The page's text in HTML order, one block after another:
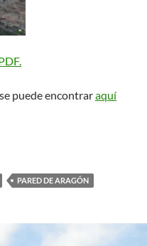
puede encontraraquí
PARED DE ARAGÓN